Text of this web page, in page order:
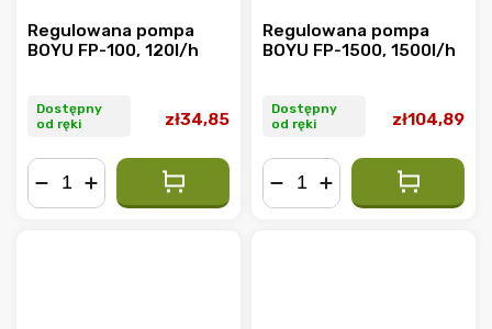
Regulowana pompa
BOYU FP-100, 120l/h
Dostępny
od ręki
zł34,85
Regulowana pompa
BOYU FP-1500, 1500l/h
Dostępny
od ręki
zł104,89